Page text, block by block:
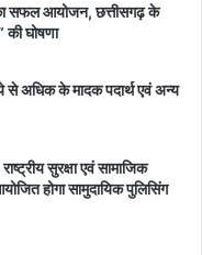
का सफल आयोजन, छत्तीसगढ़ के
घोषणा
अधिक के मादक पदार्थ एवं अन्य
सुरक्षा एवं सामाजिक
होगा सामुदायिक पुलिसिंग